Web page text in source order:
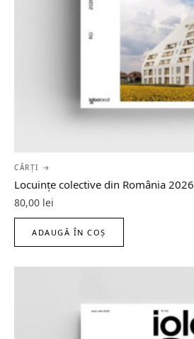
CĂRȚI →
Locuințe colective din România 2026
80,00 lei
ADAUGĂ ÎN COȘ